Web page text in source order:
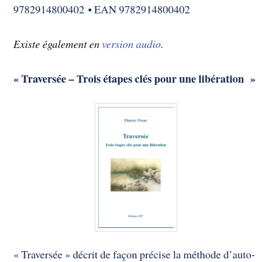
9782914800402 • EAN 9782914800402
Existe également enversion audio.
« Traversée – Trois étapes clés pour une libération »
« Traversée » décrit de façon précise la méthode d’auto-